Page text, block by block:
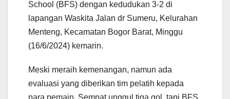
School (BFS) dengan kedudukan 3-2 di
lapangan Waskita Jalan dr Sumeru, Kelurahan
Menteng, Kecamatan Bogor Barat, Minggu
(16/6/2024) kemarin.
Meski meraih kemenangan, namun ada
evaluasi yang diberikan tim pelatih kepada